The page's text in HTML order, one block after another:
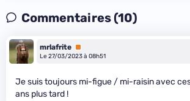
Commentaires (10)
mrlafrite Premium
Le 27/03/2023 à 08h51
Je suis toujours mi-figue / mi-raisin avec
ans plus tard !